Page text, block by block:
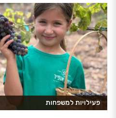
פעילויות למשפחות